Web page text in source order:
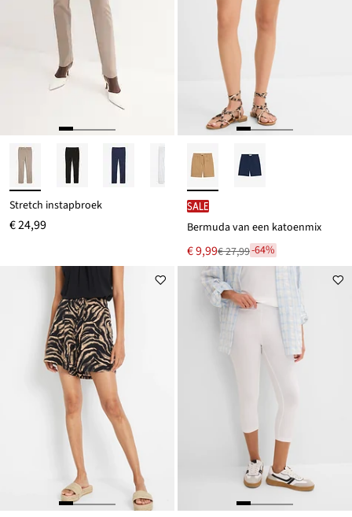
Stretch instapbroek
€ 24,99
SALE
Bermuda van een katoenmix
Nu
voor
€ 9,99
Van
€ 27,99
€ 27,99-64%